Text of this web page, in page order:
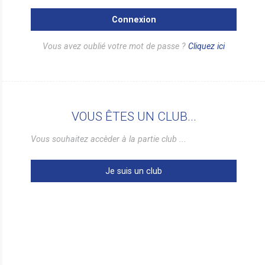
Connexion
Vous avez oublié votre mot de passe ? Cliquez ici
VOUS ÊTES UN CLUB...
Vous souhaitez accèder à la partie club ...
Je suis un club